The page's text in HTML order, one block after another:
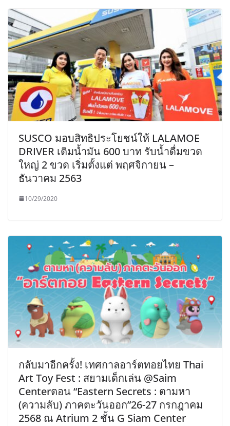
SUSCO มอบสิทธิประโยชน์ให้ LALAMOE
DRIVER เติมน้ำมัน 600 บาท รับน้ำดื่มขวด
ใหญ่ 2 ขวด เริ่มตั้งแต่ พฤศจิกายน –
ธันวาคม 2563
10/29/2020
กลับมาอีกครั้ง! เทศกาลอาร์ตทอยไทย Thai
Art Toy Fest : สยามเด็กเล่น @Saim
Centerตอน “Eastern Secrets : ตามหา
(ความลับ) ภาคตะวันออก”26-27 กรกฎาคม
2568 ณ Atrium 2 ชั้น G Siam Center